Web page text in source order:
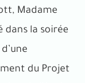
Madame
dans la soirée
du Projet